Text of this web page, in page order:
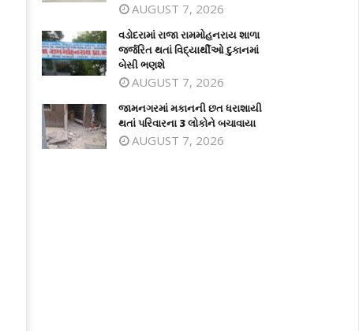
ભરાતા 3271 ક્યુસેક પાણી છોડાયું
વડોદરામાં રાજા રામમોહનરાય શાળા
થતાં વિદ્યાર્થીઓ દુકાનમાં બેસી ભણશે
May
19,
AUGUST 7, 2026
વડોદરામાં રાજા રામમોહનરાય શાળા
જર્જરિત થતાં વિદ્યાર્થીઓ દુકાનમાં
બેસી ભણશે
AUGUST 7, 2026
જામનગરમાં મકાનની છત ધરાશાયી
થતાં પરિવારના 3 લોકોને બચાવાયા
AUGUST 7, 2026